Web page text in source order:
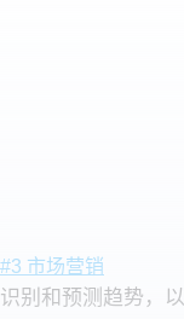
#3 市场营销
识别和预测趋势，